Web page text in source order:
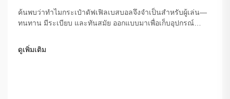
ค้นพบว่าทำไมกระเป๋าดัฟเฟิลเบสบอลจึงจำเป็นสำหรับผู้เล่น—
ทนทาน มีระเบียบ และทันสมัย ออกแบบมาเพื่อเก็บอุปกรณ์
ที่สุดได้วันนี้
ดูเพิ่มเติม